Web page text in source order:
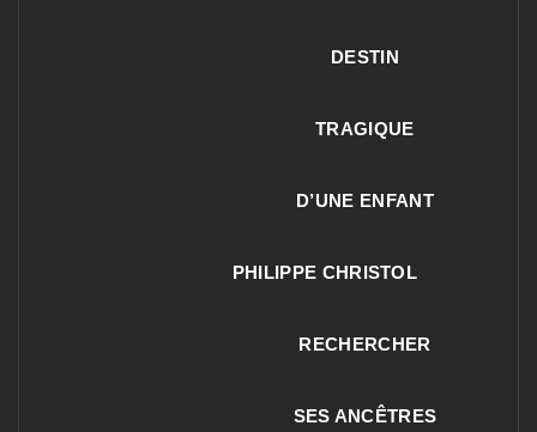
DESTIN
TRAGIQUE
D’UNE ENFANT
PHILIPPE CHRISTOL
RECHERCHER
SES ANCÊTRES